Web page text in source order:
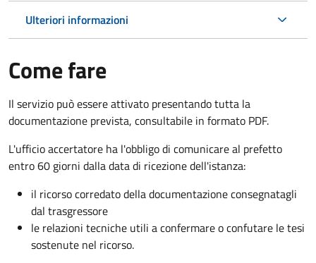
Ulteriori informazioni
Come fare
Il servizio può essere attivato presentando tutta la
documentazione prevista, consultabile in formato PDF.
L'ufficio accertatore ha l'obbligo di comunicare al prefetto
entro 60 giorni dalla data di ricezione dell'istanza:
il ricorso corredato della documentazione consegnatagli
dal trasgressore
le relazioni tecniche utili a confermare o confutare le tesi
sostenute nel ricorso.